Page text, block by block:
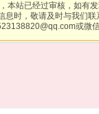
本站已经过审核，如有
时，敬请及时与我们
或微